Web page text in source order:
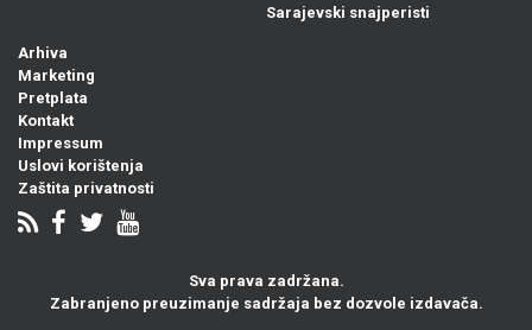
Sarajevski snajperisti
Arhiva
Marketing
Pretplata
Kontakt
Impressum
Uslovi korištenja
Zaštita privatnosti
Sva prava zadržana.
Zabranjeno preuzimanje sadržaja bez dozvole izdavača.